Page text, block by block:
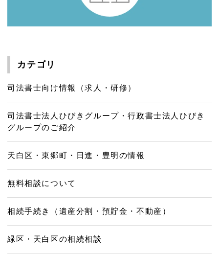
カテゴリ
司法書士向け情報（求人・研修）
司法書士法人ひびきグループ・行政書士法人ひびき
グループのご紹介
天白区・東郷町・日進・豊明の情報
無料相談について
相続手続き（遺産分割・預貯金・不動産）
緑区・天白区の相続相談